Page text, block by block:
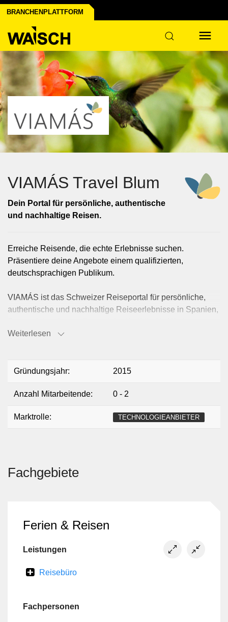
BRANCHENPLATTFORM
VIAMÁS Travel Blum
Dein Portal für persönliche, authentische
und nachhaltige Reisen.
Erreiche Reisende, die echte Erlebnisse suchen.
Präsentiere deine Angebote einem qualifizierten,
deutschsprachigen Publikum.
VIAMÁS ist das Schweizer Reiseportal für persönliche,
authentische und nachhaltige Reiseerlebnisse in Spanien,
erreichst du potenzielle Reisende aus dem
- Gezielte Sichtbarkeit: Dank SEO- und KI-Optimierung
wird.
- Umfassender Service: Wir übernehmen Übersetzung,
Textgestaltung, Bildbearbeitung und laufende
- Vertrauenswürdige Plattform: Profitiere von geprüften
Boutique-Hotels, Sprachschulen, Volunteer-
Erlebnisse, die Wert auf Qualität statt Masse legen.
Weiterlesen
Gründungsjahr: 2015
Anzahl Mitarbeitende: 0 - 2
Marktrolle: TECHNOLOGIEANBIETER
Fachgebiete
Ferien & Reisen
Leistungen
Reisebüro
Fachpersonen